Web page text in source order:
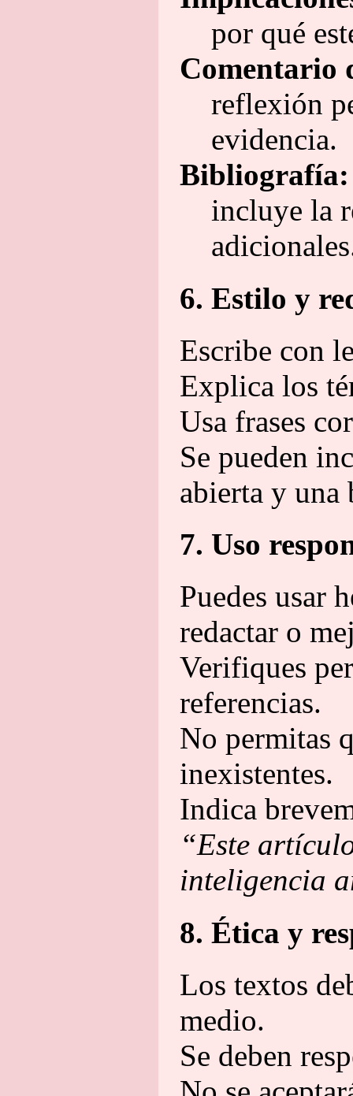
por qué
Comentario
reflexión
evidencia.
Bibliografía:
incluye la
6. Estilo y
Escribe con
Explica los
Usa frases
Se pueden
abierta y una
7. Uso
Puedes usar
redactar o
Verifiques
referencias.
No permitas
inexistentes.
Indica
“Este
inteligencia
8. Ética y
Los textos
medio.
Se deben